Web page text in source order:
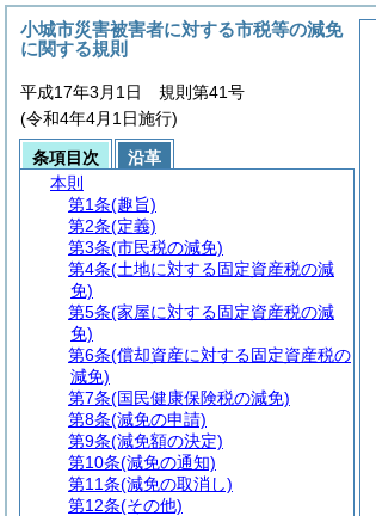
小城市災害被害者に対する市税等の減免
に関する規則
平成17年3月1日 規則第41号
(令和4年4月1日施行)
条項目次
沿革
本則
第1条(趣旨)
第2条(定義)
第3条(市民税の減免)
第4条(土地に対する固定資産税の減
免)
第5条(家屋に対する固定資産税の減
免)
第6条(償却資産に対する固定資産税の
減免)
第7条(国民健康保険税の減免)
第8条(減免の申請)
第9条(減免額の決定)
第10条(減免の通知)
第11条(減免の取消し)
第12条(その他)